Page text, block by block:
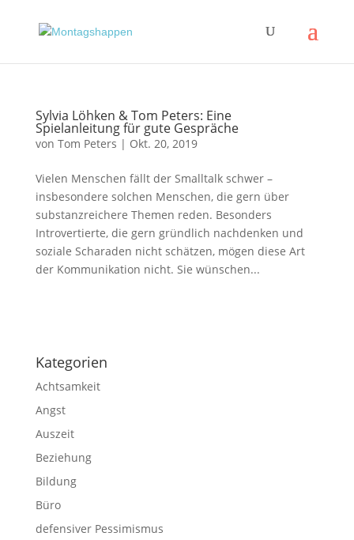
Sylvia Löhken & Tom Peters: Eine
Spielanleitung für gute Gespräche
von Tom Peters | Okt. 20, 2019
Vielen Menschen fällt der Smalltalk schwer –
insbesondere solchen Menschen, die gern über
substanzreichere Themen reden. Besonders
Introvertierte, die gern gründlich nachdenken und
soziale Scharaden nicht schätzen, mögen diese Art
der Kommunikation nicht. Sie wünschen...
Kategorien
Achtsamkeit
Angst
Auszeit
Beziehung
Bildung
Büro
defensiver Pessimismus